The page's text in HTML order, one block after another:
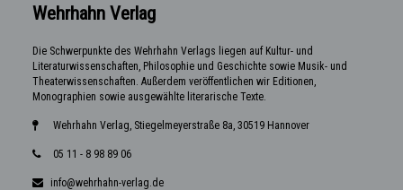
Wehrhahn Verlag
Die Schwerpunkte des Wehrhahn Verlags liegen auf Kultur- und
Literaturwissenschaften, Philosophie und Geschichte sowie Musik- und
Theaterwissenschaften. Außerdem veröffentlichen wir Editionen,
Monographien sowie ausgewählte literarische Texte.
Wehrhahn Verlag, Stiegelmeyerstraße 8a, 30519 Hannover
05 11 - 8 98 89 06
info@wehrhahn-verlag.de